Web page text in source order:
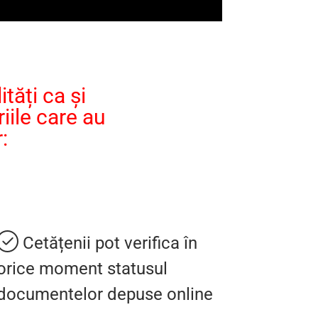
ca și
care au
Cetățenii pot verifica în
moment statusul
depuse online